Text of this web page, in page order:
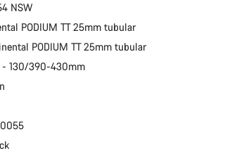
NSW
PODIUM TT 25mm tubular
PODIUM TT 25mm tubular
- 130/390-430mm